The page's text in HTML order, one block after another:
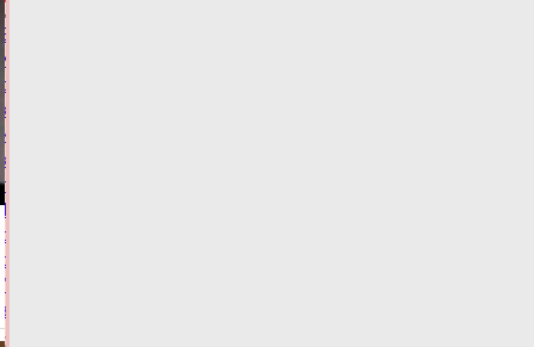
Виталий
Королев
сообщил,
когда
и
куда
по
Тверской
области
отправится
"Поезд
здоровья"
07.08.2026,